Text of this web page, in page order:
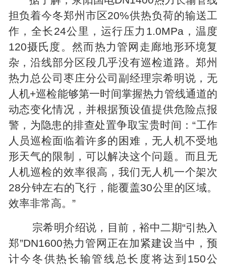
担负着今冬郑州市区20%供热负荷的输送工
作，全长24公里，运行压力1.0MPa，温度
120摄氏度。然而热力管网走廊地形环境复
杂，沿线部分区段几乎没有巡检道路。郑州
热力总公司枣庄分公司副经理宗希明说，无
人机+巡检能够第一时间掌握热力管线通道的
动态变化情况，并根据预设值提供危险点报
警，为隐患的排查处置争取宝贵时间：“工作
人员巡检面临着许多的困难，无人机不受地
形天气的限制，可以解决这个问题。而且无
人机巡检的效率很高，我们无人机一个架次
28分钟左右的飞行，能覆盖30公里的区域。
效率非常高。”
宗希明介绍说，目前，裕中二期“引热入
郑”DN1600热力管网正在加紧建设当中，预
计今冬供热长输管线总长度将达到150公